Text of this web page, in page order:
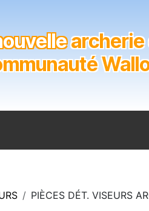
archerie
PIÈCES DÉT. VISEURS